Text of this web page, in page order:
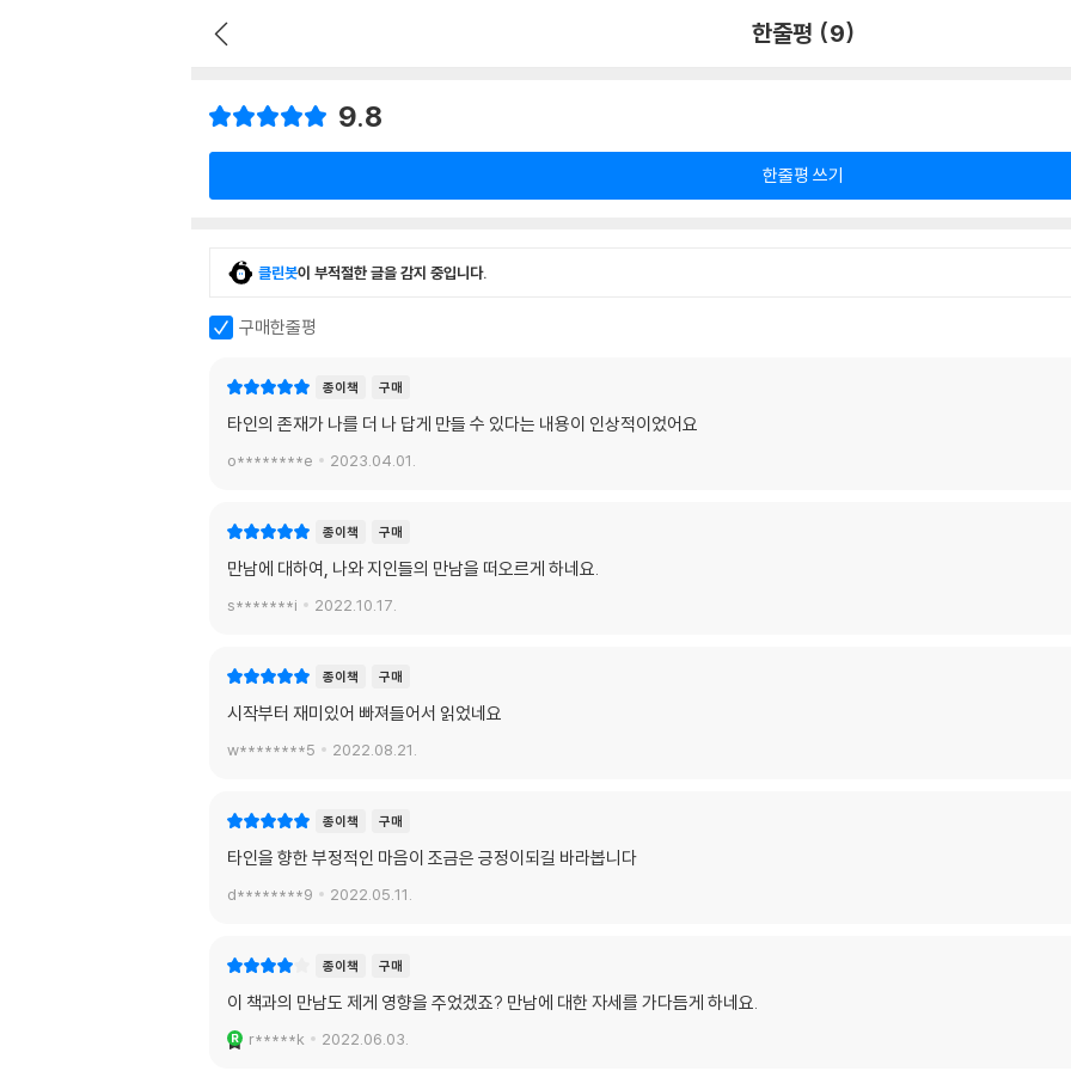
한줄평 (9)
9.8
한줄평 쓰기
클린봇이 부적절한 글을 감지 중입니다.
구매한줄평
종이책 구매
타인의 존재가 나를 더 나 답게 만들 수 있다는 내용이 인상적이었어요
o********e 2023.04.01.
종이책 구매
만남에 대하여, 나와 지인들의 만남을 떠오르게 하네요.
s*******i 2022.10.17.
종이책 구매
시작부터 재미있어 빠져들어서 읽었네요
w********5 2022.08.21.
종이책 구매
타인을 향한 부정적인 마음이 조금은 긍정이되길 바라봅니다
d********9 2022.05.11.
종이책 구매
이 책과의 만남도 제게 영향을 주었겠죠? 만남에 대한 자세를 가다듬게 하네요.
r*****k 2022.06.03.